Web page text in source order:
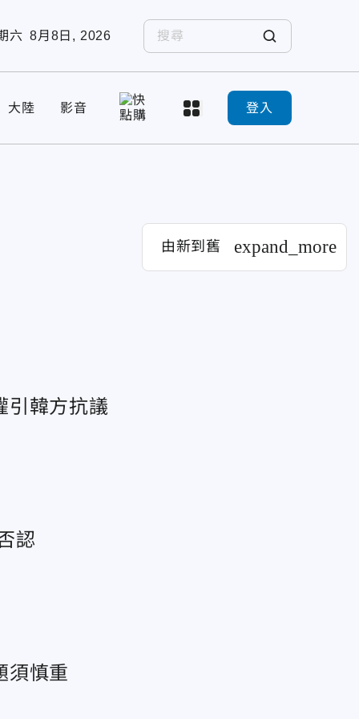
六 8月8日, 2026
大陸 影音 登入
由新到舊 expand_more
引韓方抗議
認
須慎重